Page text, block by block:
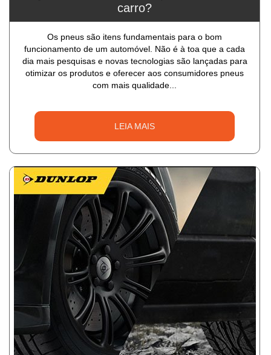
carro?
Os pneus são itens fundamentais para o bom
funcionamento de um automóvel. Não é à toa que a cada
dia mais pesquisas e novas tecnologias são lançadas para
otimizar os produtos e oferecer aos consumidores pneus
com mais qualidade...
LEIA MAIS